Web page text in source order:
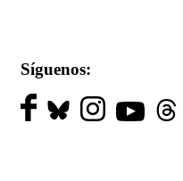
Síguenos: